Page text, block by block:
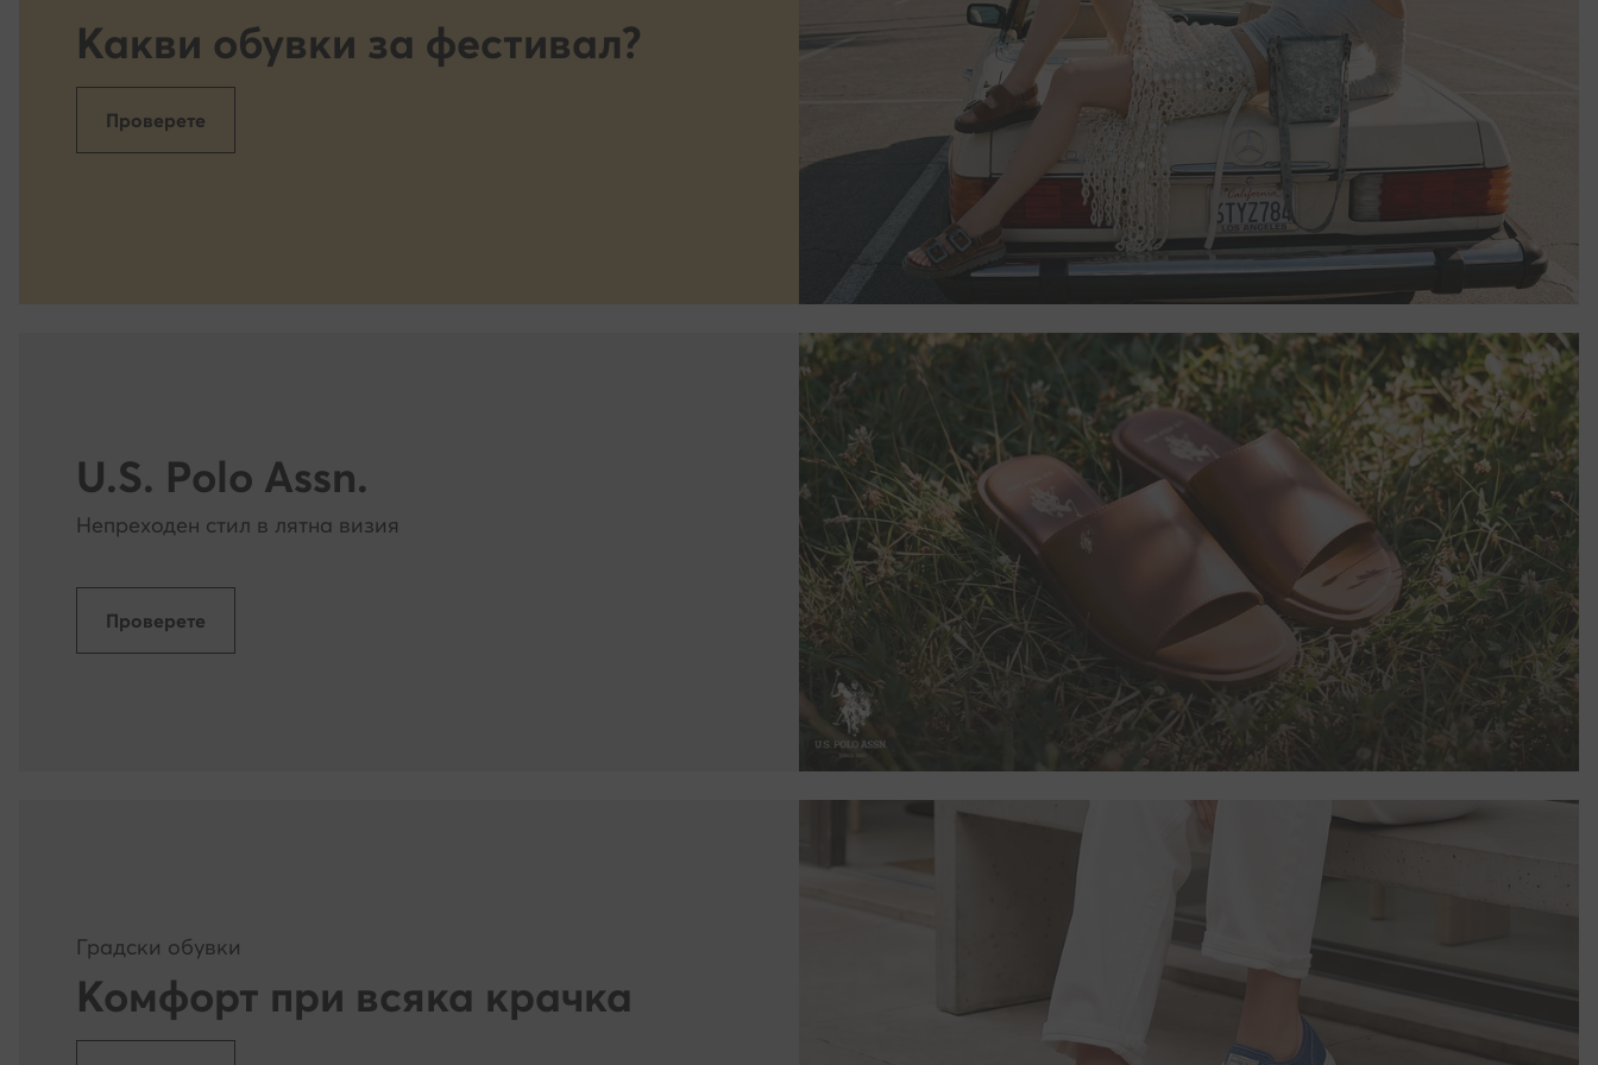
Какви обувки за фестивал?
Проверете
U.S. Polo Assn.
Непреходен стил в лятна визия
Проверете
Градски обувки
Комфорт при всяка крачка
раздела Политика за поверителност. Моля, имайте предвид, че даването на съгласие е
доброволно. Ние се грижим за поверителността на личните Ви данни и Вашите съгласия
могат да бъдат оттеглени по всяко време, но това няма да повлияе на законосъобразността
на обработката, която сме извършили преди оттеглянето. Научете повече на
. На този адрес можете да се запознаете и със
www.modivo.bg използва технологии, които съхраняват и имат достъп до информацията от
Вашия компютър или друго свързано с интернет устройство (по-специално чрез
използването на бисквитки) за Вашите онлайн дейности, за да Ви предоставя
персонализирани реклами, да оценява определена информация за Вас, включително чрез
автоматизирана обработка на лични данни, т.е. профилиране (анализираме Вашата дейност,
за да можем да се адаптираме по-добре към определени, общи групи от нашите Клиенти,
без обаче да влияем значително на техните решения - освен ако не ни дадете отделно
съгласие за това), пазарни и статистически анализи и да подобряваме качеството на
представената Ви информация. Тази технология се използва и от нашите партньори, с които
си сътрудничим, които също могат да инсталират такива файлове на Вашето устройство по
време на използването на нашите услуги. За да можем ние и нашите партньори да
използваме тази технология за целите на предоставяне на електронни услуги за Вас, моля,
дайте ни изричното си съгласие за това, например като влезете на нашия уебсайт и ни
Кога можете да оттеглите съгласието си за използване на файловете ""бисквитки""?
Съгласието може да бъде оттеглено по всяко време - това обаче няма да повлияе на
законосъобразността на обработката, която сме извършили преди оттеглянето.
Отказът от ""бисквитките"", които ни позволяват да показваме реклами, съобразени с Вашите
интереси, не означава, че няма да получавате никакви реклами, когато използвате нашия
или други сайтове - в този случай все още ще получавате същия брой реклами, но те няма да
са съобразени с Вашите настоящи нужди и предпочитания.